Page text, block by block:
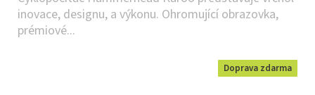
inovace, designu, a výkonu. Ohromující obrazovka,
prémiové...
Doprava zdarma